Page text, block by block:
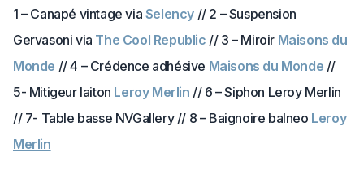
1 – Canapé vintage via Selency // 2 – Suspension
Gervasoni via The Cool Republic // 3 – Miroir Maisons du
Monde // 4 – Crédence adhésive Maisons du Monde //
5- Mitigeur laiton Leroy Merlin // 6 – Siphon Leroy Merlin
// 7- Table basse NVGallery // 8 – Baignoire balneo Leroy
Merlin